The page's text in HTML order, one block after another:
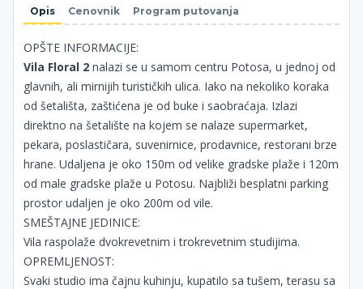
Opis Cenovnik Program putovanja
OPŠTE INFORMACIJE:
Vila Floral 2 nalazi se u samom centru Potosa, u jednoj od
glavnih, ali mirnijih turističkih ulica. Iako na nekoliko koraka
od šetališta, zaštićena je od buke i saobraćaja. Izlazi
direktno na šetalište na kojem se nalaze supermarket,
pekara, poslastičara, suvenirnice, prodavnice, restorani brze
hrane. Udaljena je oko 150m od velike gradske plaže i 120m
od male gradske plaže u Potosu. Najbliži besplatni parking
prostor udaljen je oko 200m od vile.
SMEŠTAJNE JEDINICE:
Vila raspolaže dvokrevetnim i trokrevetnim studijima.
OPREMLJENOST:
Svaki studio ima čajnu kuhinju, kupatilo sa tušem, terasu sa